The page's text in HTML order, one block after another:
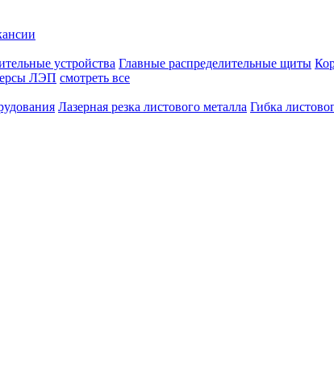
устройства Главные распределительные щиты
ЛЭП смотреть все
Лазерная резка листового металла Гибка